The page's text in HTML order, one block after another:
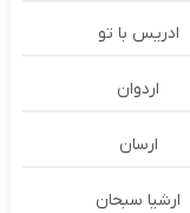
ادریس با تو
اردوان
ارسان
ارشیا سبحان